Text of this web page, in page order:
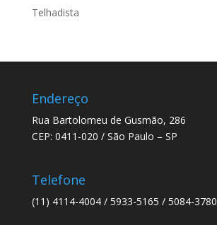
Telhadista
Endereço
Rua Bartolomeu de Gusmão, 286
CEP: 0411-020 / São Paulo – SP
Telefone
(11) 4114-4004 / 5933-5165 / 5084-3780